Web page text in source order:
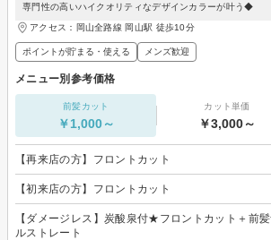
専門性の高いハイクオリティなデザインカラーが叶う◆
アクセス：岡山全路線 岡山駅 徒歩10分
ポイントが貯まる・使える メンズ歓迎
メニュー別参考価格
前髪カット
￥1,000～
カット単価
￥3,000～
【再来店の方】フロントカット
【初来店の方】フロントカット
【ダメージレス】炭酸泉付★フロントカット＋前
ルストレート